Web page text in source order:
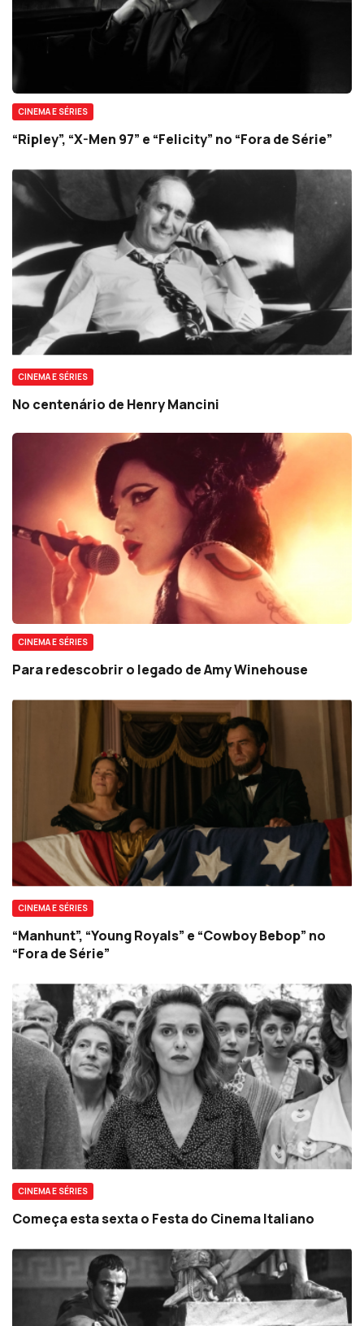
CINEMA E SÉRIES
“Ripley”, “X-Men 97” e “Felicity” no “Fora de Série”
CINEMA E SÉRIES
No centenário de Henry Mancini
CINEMA E SÉRIES
Para redescobrir o legado de Amy Winehouse
CINEMA E SÉRIES
“Manhunt”, “Young Royals” e “Cowboy Bebop” no
“Fora de Série”
CINEMA E SÉRIES
Começa esta sexta o Festa do Cinema Italiano